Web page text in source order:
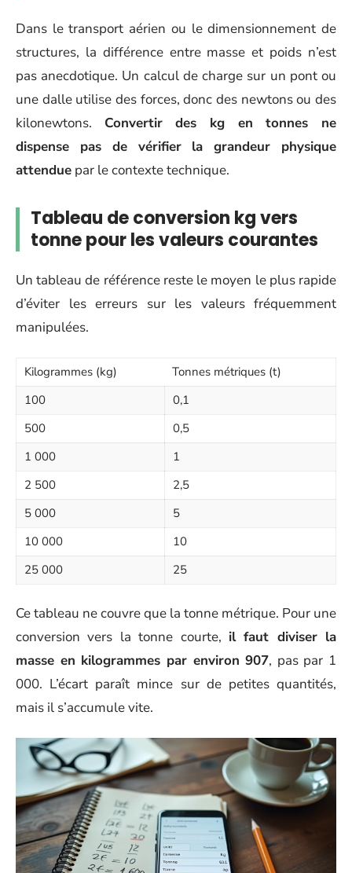
Dans le transport aérien ou le dimensionnement de
structures, la différence entre masse et poids n’est
pas anecdotique. Un calcul de charge sur un pont ou
une dalle utilise des forces, donc des newtons ou des
kilonewtons. Convertir des kg en tonnes ne
dispense pas de vérifier la grandeur physique
attendue par le contexte technique.
Tableau de conversion kg vers
tonne pour les valeurs courantes
Un tableau de référence reste le moyen le plus rapide
d’éviter les erreurs sur les valeurs fréquemment
manipulées.
Kilogrammes (kg)
Tonnes métriques (t)
100
0,1
500
0,5
1 000
1
2 500
2,5
5 000
5
10 000
10
25 000
25
Ce tableau ne couvre que la tonne métrique. Pour une
conversion vers la tonne courte, il faut diviser la
masse en kilogrammes par environ 907, pas par 1
000. L’écart paraît mince sur de petites quantités,
mais il s’accumule vite.